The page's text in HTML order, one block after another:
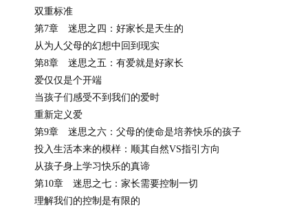
双重标准
第7章 迷思之四：好家长是天生的
从为人父母的幻想中回到现实
第8章 迷思之五：有爱就是好家长
爱仅仅是个开端
当孩子们感受不到我们的爱时
重新定义爱
第9章 迷思之六：父母的使命是培养快乐的孩子
投入生活本来的模样：顺其自然VS指引方向
从孩子身上学习快乐的真谛
第10章 迷思之七：家长需要控制一切
理解我们的控制是有限的